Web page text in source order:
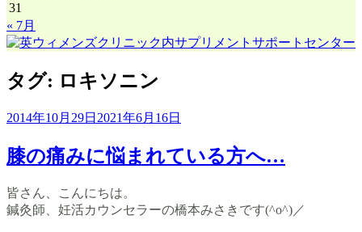
31
« 7月
タグ: ロキソニン
2014年10月29日 2021年6月16日
膝の痛みに悩まれている方へ…
皆さん、こんにちは。
鍼灸師、妊活カウンセラーの橋本みさきです(^o^)／